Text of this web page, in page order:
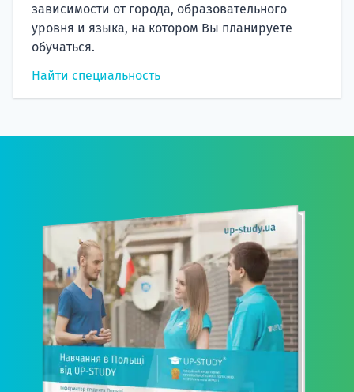
зависимости от города, образовательного
уровня и языка, на котором Вы планируете
обучаться.
Найти специальность